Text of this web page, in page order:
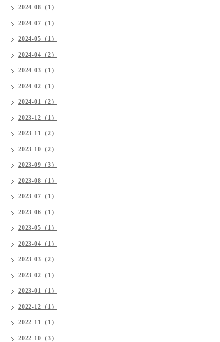
2024-08（1）
2024-07（1）
2024-05（1）
2024-04（2）
2024-03（1）
2024-02（1）
2024-01（2）
2023-12（1）
2023-11（2）
2023-10（2）
2023-09（3）
2023-08（1）
2023-07（1）
2023-06（1）
2023-05（1）
2023-04（1）
2023-03（2）
2023-02（1）
2023-01（1）
2022-12（1）
2022-11（1）
2022-10（3）